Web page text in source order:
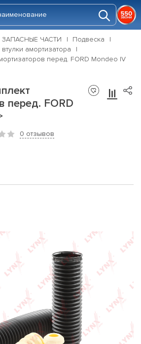
ЗАПАСНЫЕ ЧАСТИ
Подвеска
амортизатора
перед. FORD Mondeo IV
перед. FORD
0 отзывов